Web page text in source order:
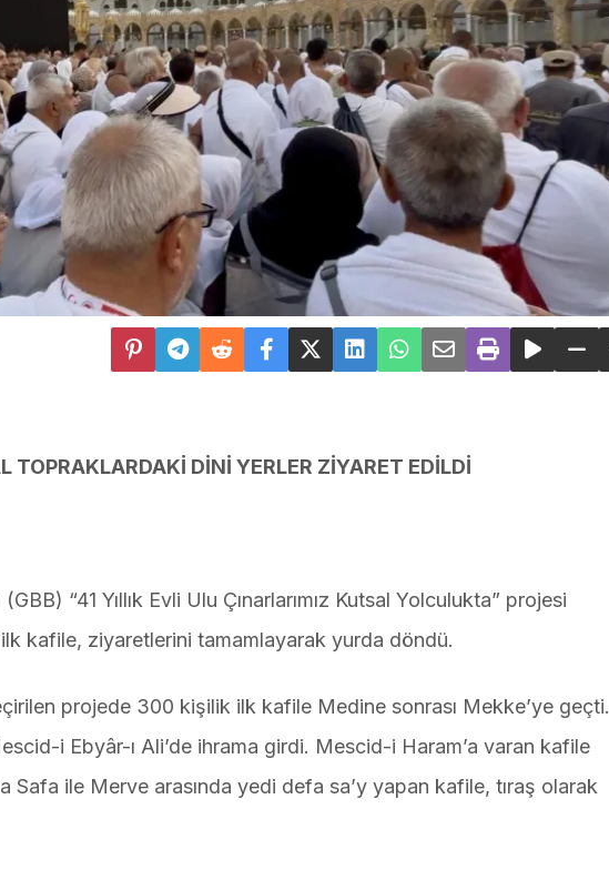
TOPRAKLARDAKİ DİNİ YERLER ZİYARET EDİLDİ
“41 Yıllık Evli Ulu Çınarlarımız Kutsal Yolculukta” projesi
kafile, ziyaretlerini tamamlayarak yurda döndü.
projede 300 kişilik ilk kafile Medine sonrası Mekke’ye geçti.
i Ebyâr-ı Ali’de ihrama girdi. Mescid-i Haram’a varan kafile
Safa ile Merve arasında yedi defa sa’y yapan kafile, tıraş olarak